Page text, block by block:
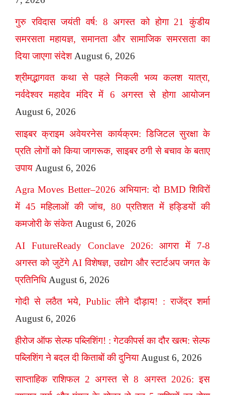
गुरु रविदास जयंती वर्ष: 8 अगस्त को होगा 21 कुंडीय
समरसता महायज्ञ, समानता और सामाजिक समरसता का
दिया जाएगा संदेश August 6, 2026
श्रीमद्भागवत कथा से पहले निकली भव्य कलश यात्रा,
नर्वदेश्वर महादेव मंदिर में 6 अगस्त से होगा आयोजन
August 6, 2026
साइबर क्राइम अवेयरनेस कार्यक्रम: डिजिटल सुरक्षा के
प्रति लोगों को किया जागरूक, साइबर ठगी से बचाव के बताए
उपाय August 6, 2026
Agra Moves Better–2026 अभियान: दो BMD शिविरों
में 45 महिलाओं की जांच, 80 प्रतिशत में हड्डियों की
कमजोरी के संकेत August 6, 2026
AI FutureReady Conclave 2026: आगरा में 7-8
अगस्त को जुटेंगे AI विशेषज्ञ, उद्योग और स्टार्टअप जगत के
प्रतिनिधि August 6, 2026
गोदी से लठैत भये, Public लीने दौड़ाय! : राजेंद्र शर्मा
August 6, 2026
हीरोज ऑफ सेल्फ पब्लिशिंग! : गेटकीपर्स का दौर खत्म: सेल्फ
पब्लिशिंग ने बदल दी किताबों की दुनिया August 6, 2026
साप्ताहिक राशिफल 2 अगस्त से 8 अगस्त 2026: इस